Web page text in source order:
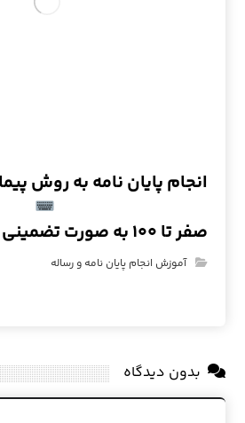
انجام پایان نامه به روش
صفر تا ۱۰۰ به صورت تضمینی
آموزش انجام پایان نامه و رساله
بدون دیدگاه